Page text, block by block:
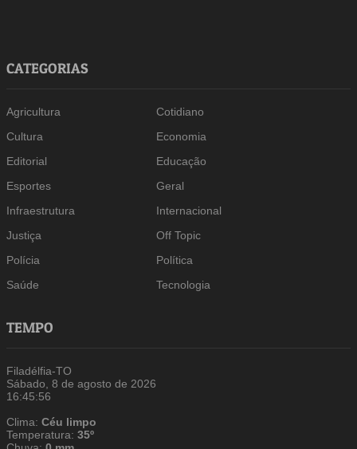
CATEGORIAS
Agricultura
Cotidiano
Cultura
Economia
Editorial
Educação
Esportes
Geral
Infraestrutura
Internacional
Justiça
Off Topic
Polícia
Política
Saúde
Tecnologia
TEMPO
Filadélfia-TO
Sábado, 8 de agosto de 2026
16:45:57
Clima:Céu limpo
Temperatura:35º